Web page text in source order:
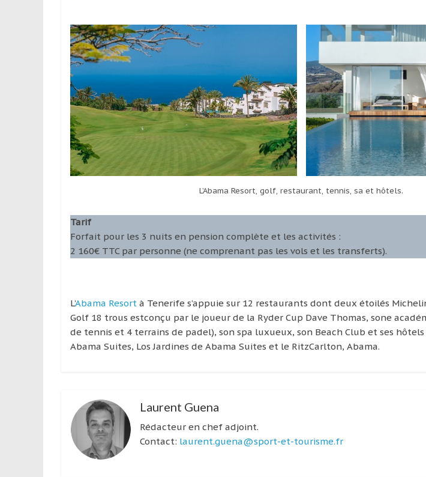
L’Abama Resort, golf, restaurant, tennis, sa et hôtels.
Tarif
Forfait pour les 3 nuits en pension complète et les activités :
2 160€ TTC par personne (ne comprenant pas les vols et les transferts).
L’Abama Resort à Tenerife s’appuie sur 12 restaurants dont deux étoilés
Golf 18 trous estconçu par le joueur de la Ryder Cup Dave Thomas, sone
de tennis et 4 terrains de padel), son spa luxueux, son Beach Club et ses hôtels
Abama Suites, Los Jardines de Abama Suites et le Ritz­Carlton, Abama.
Laurent Guena
Rédacteur en chef adjoint.
Contact: laurent.guena@sport-et-tourisme.fr